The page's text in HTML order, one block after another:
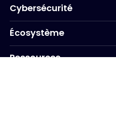
Cybersécurité
Écosystème
Ressources